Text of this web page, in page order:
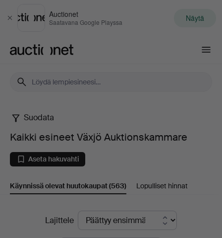
Sulje
Auctionet
Saatavana Google Playssa Näytä
Kaikki
esineet
Växjö
Auktionskammare
Suodata
Kaikki esineet Växjö Auktionskammare
Aseta hakuvahti
Käynnissä olevat huutokaupat(563) Lopulliset hinnat
KäynnissäLajittele